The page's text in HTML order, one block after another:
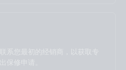
Ελληνικά
Українська
系您最初的经销商，以获取专
保修申请。